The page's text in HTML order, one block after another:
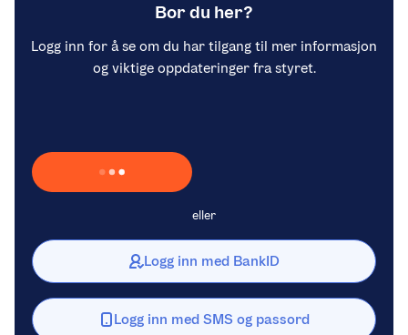
Bor du her?
Logg inn for å se om du har tilgang til mer informasjon
og viktige oppdateringer fra styret.
Laster inn Vipps …
eller
Logg inn med BankID
Logg inn med SMS og passord